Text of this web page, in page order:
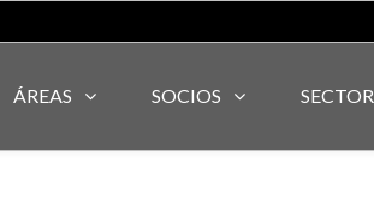
ÁREAS SOCIOS SECTOR